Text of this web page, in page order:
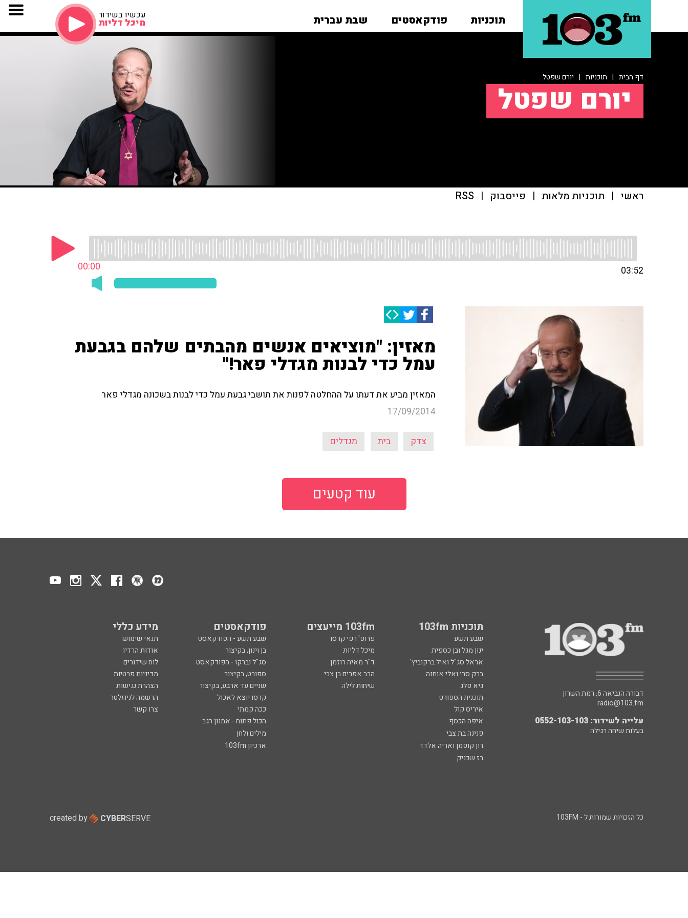
תוכניות פודקאסטים שבת עברית עכשיו בשידור
מיכל דליות
דף הבית | תוכניות | יורם שפטל
יורם שפטל
ראשי | תוכניות מלאות | פייסבוק |
RSS
00:00 03:52
מאזין: "מוציאים אנשים מהבתים שלהם בגבעת
עמל כדי לבנות מגדלי פאר!"
המאזין מביע את דעתו על ההחלטה לפנות את תושבי גבעת עמל כדי לבנות בשכונה מגדלי פאר
17/09/2014
צדק בית מגדלים
עוד קטעים
תוכניות 103fm 103fm מייעצים פודקאסטים מידע כללי
שבע תשע פרופ' רפי קרסו שבע תשע - הפודקאסט
תנאי שימוש
ינון מגל ובן כספית
מיכל דליות בן וינון, בקיצור
אודות הרדיו
אראל סג"ל ואיל ברקוביץ'
ד"ר מאיה רוזמן סג"ל וברקו - הפודקאסט
לוח שידורים
ברק סרי ואלי אוחנה
הרב אפרים בן צבי ספורט, בקיצור
מדיניות פרטיות
גיא פלג
שיחות לילה שניים עד ארבע, בקיצור
הצהרת נגישות
תוכנית הספורט
קרסו יוצא לאכול
הרשמה לניוזלטר
איריס קול
ככה קמתי
צרו קשר
איפה הכסף
הכול פתוח - אמנון רגב
פנינה בת צבי
מילים ולחן
רון קופמן ואריה אלדד
ארכיון 103fm
רז שכניק
דבורה הנביאה 6, רמת השרון
radio@103.fm
עלייה לשידור: 0552-103-103
בעלות שיחה רגילה
כל הזכויות שמורות ל - 103FM created by CYBERSERVE